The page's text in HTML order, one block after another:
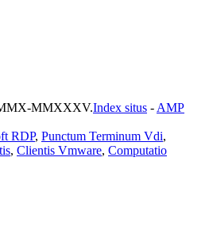
MMXXXV.Index situs - AMP
RDP, Punctum Terminum Vdi,
, Clientis Vmware, Computatio